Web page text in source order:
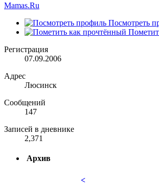
Mamas.Ru
Посмотреть
Регистрация
07.09.2006
Адрес
Люсинск
Сообщений
147
Записей в дневнике
2,371
Архив
<